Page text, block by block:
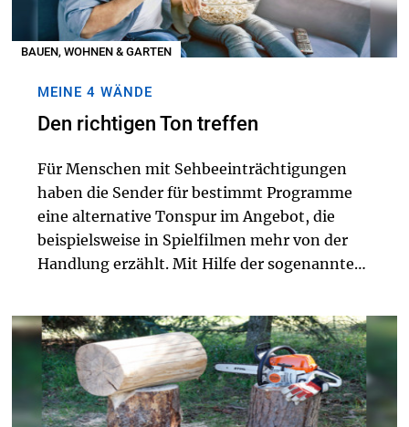
BAUEN, WOHNEN & GARTEN
MEINE 4 WÄNDE
Den richtigen Ton treffen
Für Menschen mit Sehbeeinträchtigungen
haben die Sender für bestimmt Programme
eine alternative Tonspur im Angebot, die
beispielsweise in Spielfilmen mehr von der
Handlung erzählt. Mit Hilfe der sogenannten
Bildbeschreibung oder Audiokommentierung,
könne...